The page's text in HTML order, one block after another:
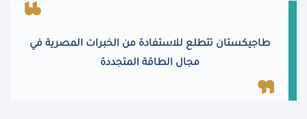
طاجيكستان تتطلع للاستفادة من الخبرات المصرية في
مجال الطاقة المتجددة